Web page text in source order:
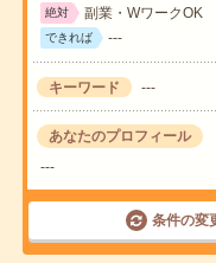
絶対 副業・WワークOK
できれば ---
キーワード ---
あなたのプロフィール
---
条件の変